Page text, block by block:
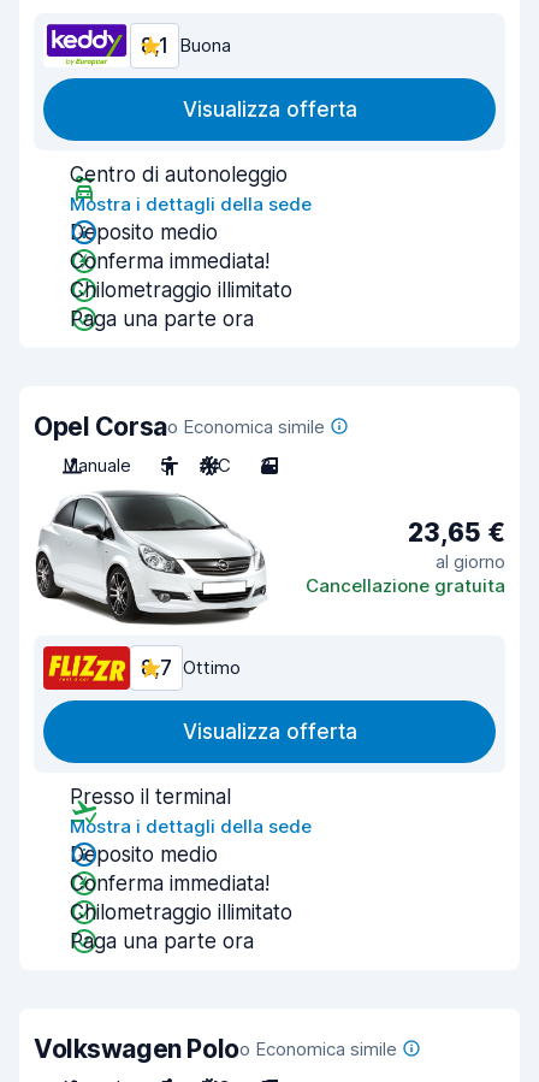
8,1 Buona
Visualizza offerta
Centro di autonoleggio
Mostra i dettagli della sede
Deposito medio
Conferma immediata!
Chilometraggio illimitato
Paga una parte ora
Opel Corsao Economica simile
Manuale
5 A/C 3
23,65 €
al giorno
Cancellazione gratuita
8,7 Ottimo
Visualizza offerta
Presso il terminal
Mostra i dettagli della sede
Deposito medio
Conferma immediata!
Chilometraggio illimitato
Paga una parte ora
Volkswagen Poloo Economica simile